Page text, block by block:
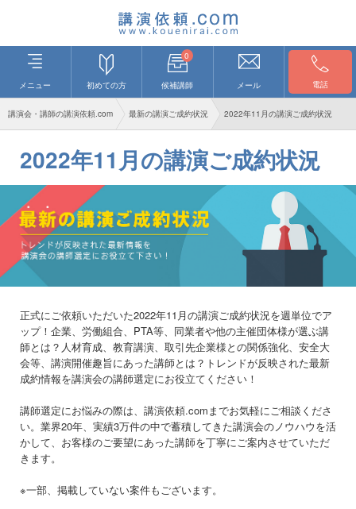
メニュー 初めての方
0
候補講師 メール 電話
講演会・講師の講演依頼.com 最新の講演ご成約状況 2022年11月の講演ご成約状況
2022年11月の講演ご成約状況
正式にご依頼いただいた2022年11月の講演ご成約状況を週単位でア
ップ！企業、労働組合、PTA等、同業者や他の主催団体様が選ぶ講
師とは？人材育成、教育講演、取引先企業様との関係強化、安全大
会等、講演開催趣旨にあった講師とは？トレンドが反映された最新
成約情報を講演会の講師選定にお役立てください！
講師選定にお悩みの際は、講演依頼.comまでお気軽にご相談くださ
い。業界20年、実績3万件の中で蓄積してきた講演会のノウハウを活
かして、お客様のご要望にあった講師を丁寧にご案内させていただ
きます。
※一部、掲載していない案件もございます。